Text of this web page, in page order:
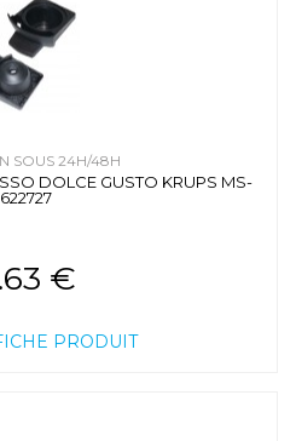
SOUS 24H/48H
DOLCE GUSTO KRUPS MS-
622727
€
PRODUIT